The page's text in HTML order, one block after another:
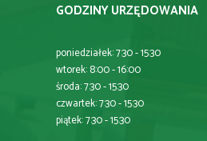
GODZINY URZĘDOWANIA
poniedziałek: 7:30 - 15:30
wtorek: 8:00 - 16:00
środa: 7:30 - 15:30
czwartek: 7:30 - 15:30
piątek: 7:30 - 15:30